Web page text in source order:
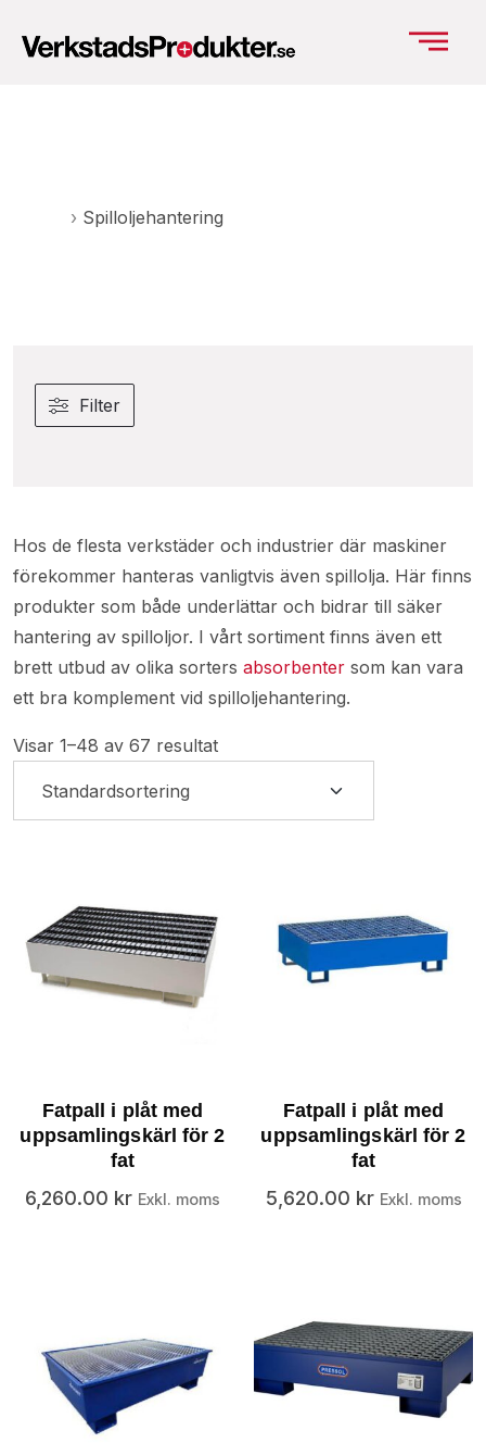
Filter
› Spilloljehantering
Hos de flesta verkstäder och industrier där maskiner
förekommer hanteras vanligtvis även spillolja. Här finns
produkter som både underlättar och bidrar till säker
hantering av spilloljor. I vårt sortiment finns även ett
brett utbud av olika sorters absorbenter som kan vara
ett bra komplement vid spilloljehantering.
Visar 1–48 av 67 resultat
Fatpall i plåt med
uppsamlingskärl för 2
fat
6,260.00 kr Exkl. moms
Fatpall i plåt med
uppsamlingskärl för 2
fat
5,620.00 kr Exkl. moms